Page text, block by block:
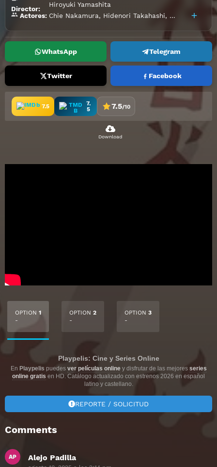
Director:
Hiroyuki Yamashita
Actores: Chie Nakamura, Hidenori Takahashi, Junko
WhatsApp Telegram
Twitter Facebook
7.5
7.
5
7.5/10
Download
OPTION 1
-
OPTION 2
-
OPTION 3
-
Playpelis: Cine y Series Online
En Playpelis puedes ver películas onliney disfrutar de las mejores series
online gratis en HD. Catálogo actualizado con estrenos 2026 en español
latino y castellano.
REPORTE / SOLICITUD
Comments
Alejo Padilladice: